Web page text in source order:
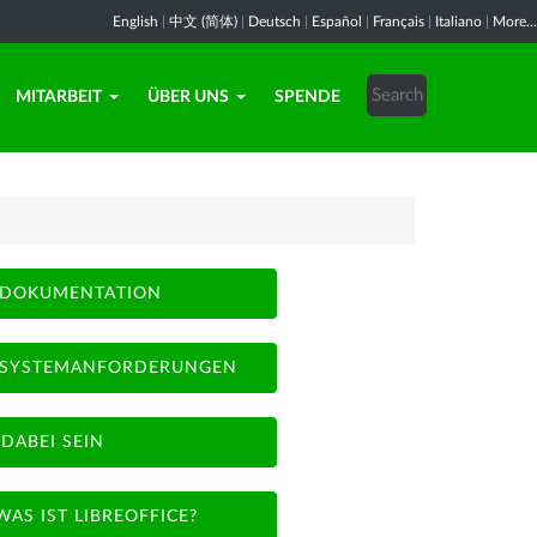
English 中文 (简体) Deutsch Español Français Italiano More...
MITARBEIT ÜBER UNS SPENDE
DOKUMENTATION
SYSTEMANFORDERUNGEN
DABEI SEIN
IST LIBREOFFICE?